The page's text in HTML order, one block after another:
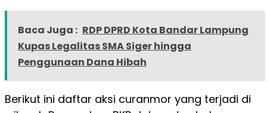
Baca Juga : RDP DPRD Kota Bandar Lampung
Kupas Legalitas SMA Siger hingga
Penggunaan Dana Hibah
Berikut ini daftar aksi curanmor yang terjadi di